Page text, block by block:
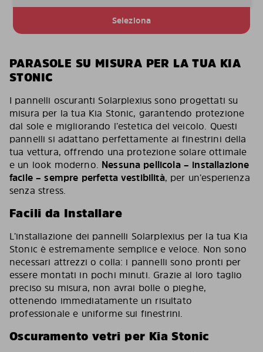
Seleziona
PARASOLE SU MISURA PER LA TUA KIA
STONIC
I pannelli oscuranti Solarplexius sono progettati su
misura per la tua Kia Stonic, garantendo protezione
dal sole e migliorando l’estetica del veicolo. Questi
pannelli si adattano perfettamente ai finestrini della
tua vettura, offrendo una protezione solare ottimale
e un look moderno. Nessuna pellicola – installazione
facile – sempre perfetta vestibilità, per un’esperienza
senza stress.
Facili da Installare
L’installazione dei pannelli Solarplexius per la tua Kia
Stonic è estremamente semplice e veloce. Non sono
necessari attrezzi o colla: i pannelli sono pronti per
essere montati in pochi minuti. Grazie al loro taglio
preciso su misura, non avrai bolle o pieghe,
ottenendo immediatamente un risultato
professionale e uniforme sui finestrini.
Oscuramento vetri per Kia Stonic